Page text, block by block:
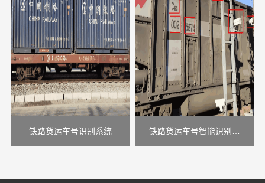
铁路货运车号识别系统
铁路货运车号智能识别系